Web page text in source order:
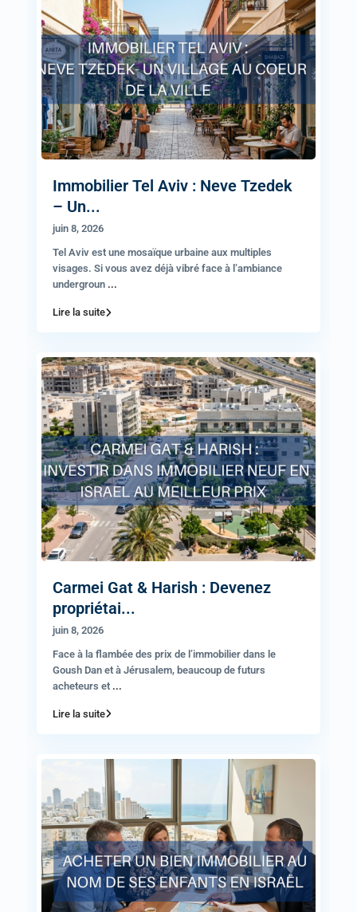
Immobilier Tel Aviv : Neve Tzedek
– Un...
juin 8, 2026
Tel Aviv est une mosaïque urbaine aux multiples
visages. Si vous avez déjà vibré face à l’ambiance
undergroun ...
Lire la suite
Carmei Gat & Harish : Devenez
propriétai...
juin 8, 2026
Face à la flambée des prix de l’immobilier dans le
Goush Dan et à Jérusalem, beaucoup de futurs
acheteurs et ...
Lire la suite